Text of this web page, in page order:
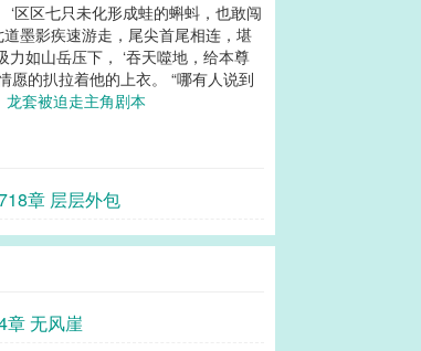
区区七只未化形成蛙的蝌蚪，也敢闯
道墨影疾速游走，尾尖首尾相连，堪
如山岳压下， ‘吞天噬地，给本尊
的扒拉着他的上衣。 “哪有人说到
龙套被迫走主角剧本
章 层层外包
章 无风崖